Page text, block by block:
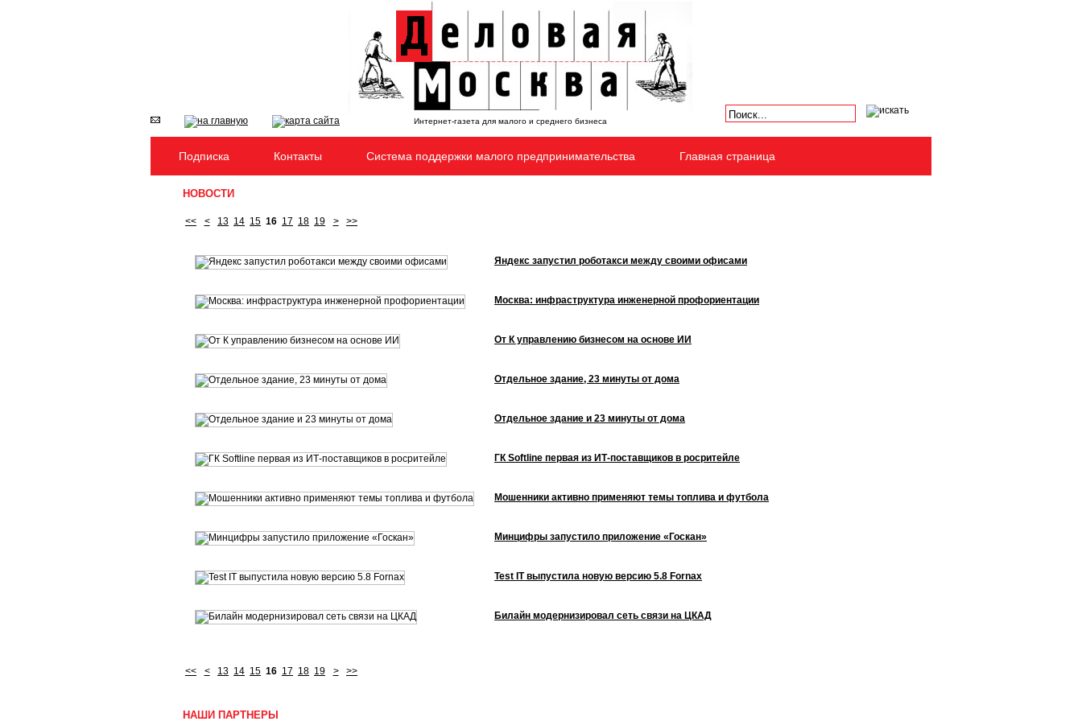
Интернет-газета для малого и среднего бизнеса
Подписка Контакты Система поддержки малого предпринимательства Главная страница
НОВОСТИ
<< < 13 14 15 16 17 18 19 > >>
Яндекс запустил роботакси между своими офисами
Москва: инфраструктура инженерной профориентации
От К управлению бизнесом на основе ИИ
Отдельное здание, 23 минуты от дома
Отдельное здание и 23 минуты от дома
ГК Softline первая из ИТ-поставщиков в росритейле
Мошенники активно применяют темы топлива и футбола
Минцифры запустило приложение «Госкан»
Test IT выпустила новую версию 5.8 Fornax
Билайн модернизировал сеть связи на ЦКАД
<< < 13 14 15 16 17 18 19 > >>
НАШИ ПАРТНЕРЫ